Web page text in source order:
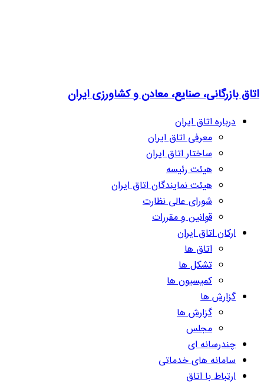
اتاق بازرگانی، صنایع، معادن و کشاورزی ایران
درباره اتاق ایران
معرفی اتاق ایران
ساختار اتاق ایران
هیئت رئیسه
هیئت نمایندگان اتاق ایران
شورای عالی نظارت
قوانین و مقررات
ارکان اتاق ایران
اتاق ها
تشکل ها
کمیسیون ها
گزارش ها
گزارش ها
مجلس
چندرسانه ای
سامانه های خدماتی
ارتباط با اتاق